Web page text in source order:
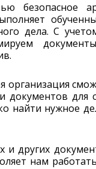
безопасное
дела. С
документов для
найти нужное
других
нам